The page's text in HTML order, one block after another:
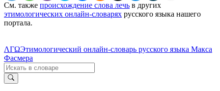
См. также происхождение слова лечь в других
этимологических онлайн-словарях русского языка нашего
портала.
ΛΓΩЭтимологический онлайн-словарь русского языка Макса
Фасмера